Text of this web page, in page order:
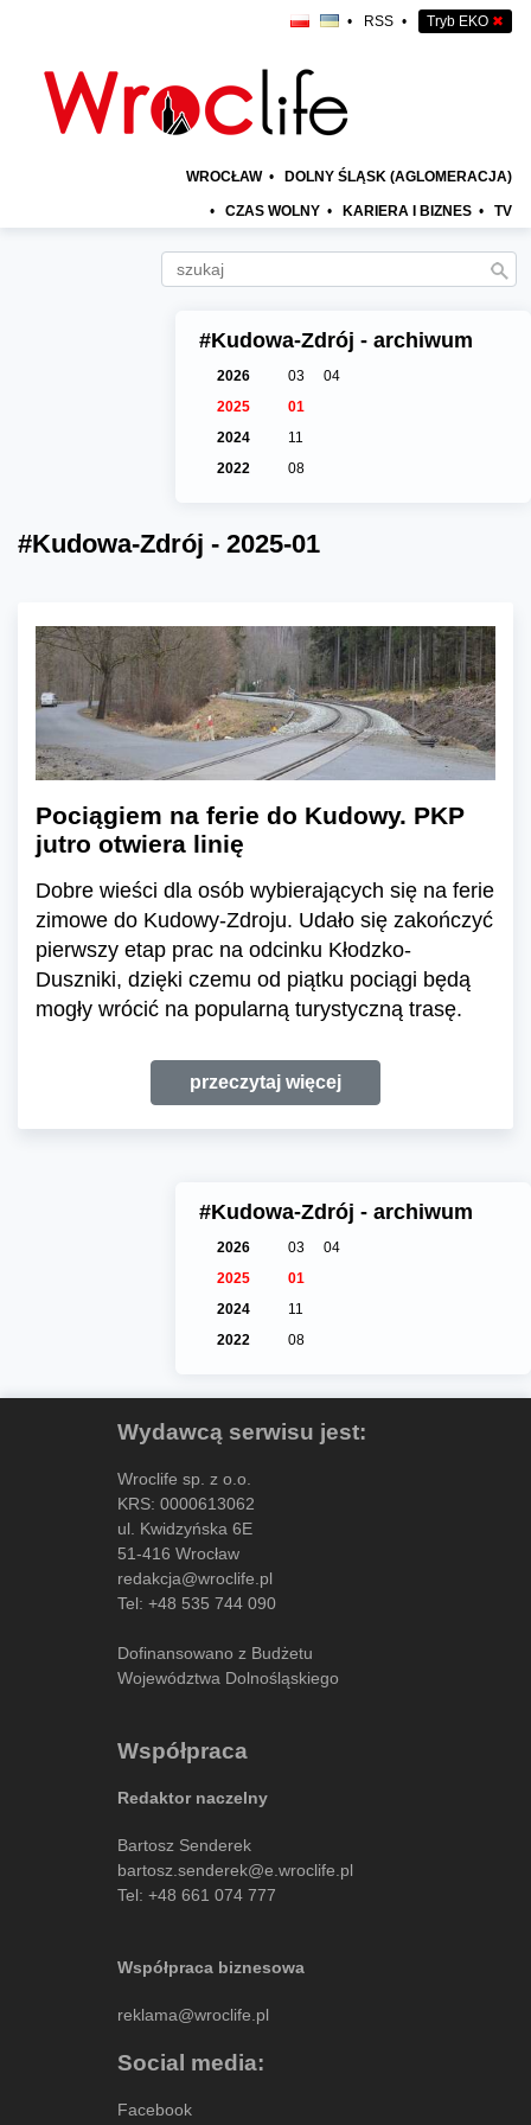
• RSS • Tryb EKO ✖
WROCŁAW • DOLNY ŚLĄSK (AGLOMERACJA)
• CZAS WOLNY • KARIERA I BIZNES • TV
#Kudowa-Zdrój - archiwum
2026 03
04
2025
01
2024
11
2022
08
#Kudowa-Zdrój - 2025-01
Pociągiem na ferie do Kudowy. PKP
jutro otwiera linię
Dobre wieści dla osób wybierających się na ferie
zimowe do Kudowy-Zdroju. Udało się zakończyć
pierwszy etap prac na odcinku Kłodzko-
Duszniki, dzięki czemu od piątku pociągi będą
mogły wrócić na popularną turystyczną trasę.
przeczytaj więcej
#Kudowa-Zdrój - archiwum
2026 03
04
2025
01
2024
11
2022
08
Wydawcą serwisu jest:
Wroclife sp. z o.o.
KRS: 0000613062
ul. Kwidzyńska 6E
51-416 Wrocław
redakcja@wroclife.pl
Tel: +48 535 744 090
Dofinansowano z Budżetu
Województwa Dolnośląskiego
Współpraca
Redaktor naczelny
Bartosz Senderek
bartosz.senderek@e.wroclife.pl
Tel: +48 661 074 777
Współpraca biznesowa
reklama@wroclife.pl
Social media:
Facebook